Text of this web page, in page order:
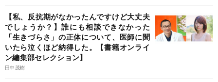
【私、反抗期がなかったんですけど大丈夫
でしょうか？】誰にも相談できなかった
「生きづらさ」の正体について、医師に聞
いたら泣くほど納得した。【書籍オンライ
ン編集部セレクション】
田中茂樹